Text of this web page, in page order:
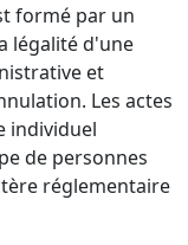
formé par un
légalité d'une
et
Les actes
individuel
de personnes
réglementaire